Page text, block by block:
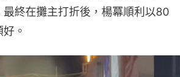
最終在攤主打折後，楊冪順利以80
。